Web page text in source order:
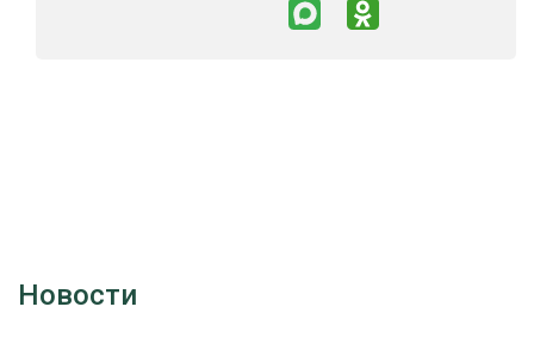
Новости